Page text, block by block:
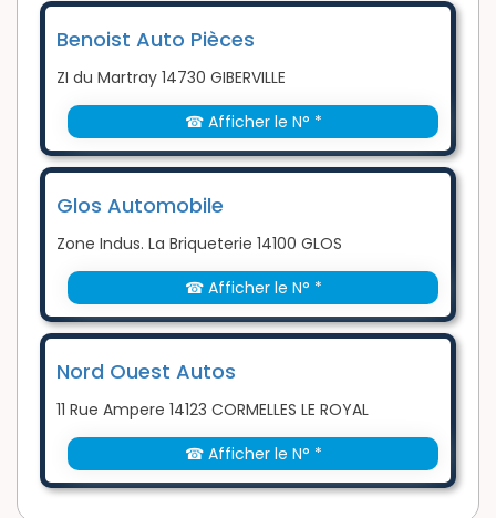
Benoist Auto Pièces
ZI du Martray 14730 GIBERVILLE
☎ Afficher le N° *
Glos Automobile
Zone Indus. La Briqueterie 14100 GLOS
☎ Afficher le N° *
Nord Ouest Autos
11 Rue Ampere 14123 CORMELLES LE ROYAL
☎ Afficher le N° *